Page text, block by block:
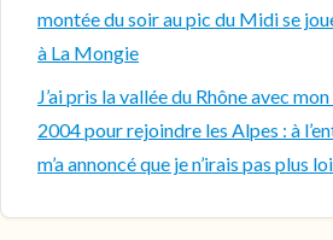
montée du soir au pic du Midi se
à La Mongie
J’ai pris la vallée du Rhône avec
2004 pour rejoindre les Alpes : à
m’a annoncé que je n’irais pas plus